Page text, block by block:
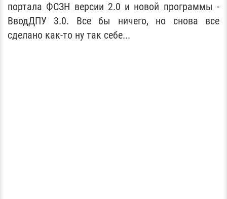
портала ФСЗН версии 2.0 и новой программы -
ВводДПУ 3.0. Все бы ничего, но снова все
сделано как-то ну так себе...